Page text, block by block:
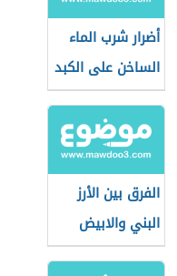
أضرار شرب الماء
الساخن على الكبد
الفرق بين الأرز
البني والابيض